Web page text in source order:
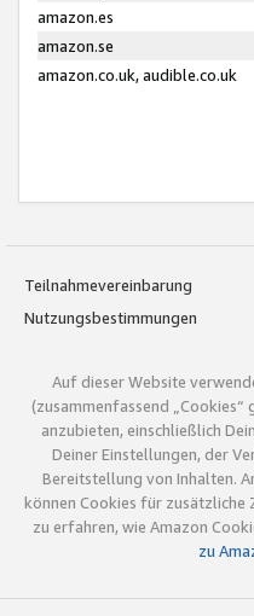
amazon.es
amazon.se
amazon.co.uk, audible.co.uk
Teilnahmevereinbarung
Nutzungsbestimmungen
Auf dieser Website
(zusammenfassend „Cookies“
anzubieten, einschließlich
Deiner Einstellungen, der
Bereitstellung von Inhalten.
können Cookies für zusätzliche
zu erfahren, wie Amazon
zu